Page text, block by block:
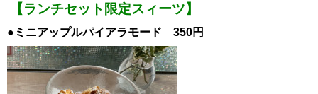
【ランチセット限定スィーツ】
●ミニアップルパイアラモード 350円